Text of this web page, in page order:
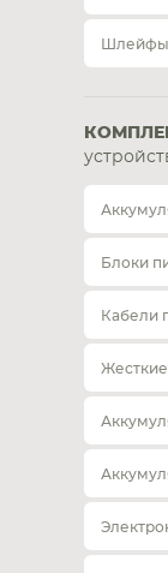
Шлейфы
Блоки
Кабели
Жесткие